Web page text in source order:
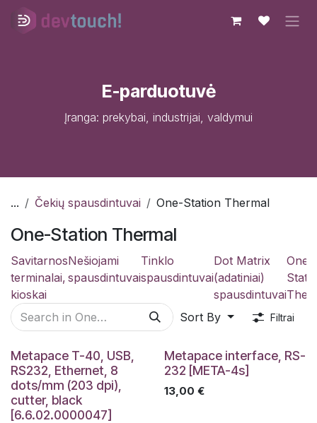
Skip to Content
E-parduotuvė
Įranga: prekybai, industrijai, valdymui
... Čekių spausdintuvai One-Station Thermal
One-Station Thermal
Savitarnos
terminalai,
kioskai
Nešiojami
spausdintuvai
Tinklo
spausdintuvai
Dot Matrix
(adatiniai)
spausdintuvai
One-
Sort By
Filtrai
Metapace T-40, USB,
RS232, Ethernet, 8
dots/mm (203 dpi),
cutter, black
[6.6.02.0000047]
Metapace interface, RS-
232 [META-4s]
13,00 €